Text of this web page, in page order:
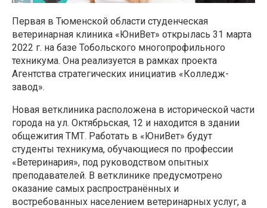
Первая в Тюменской области студенческая
ветеринарная клиника «ЮниВет» открылась 31 марта
2022 г. на базе Тобольского многопрофильного
техникума. Она реализуется в рамках проекта
Агентства стратегических инициатив «Колледж-
завод».
Новая ветклиника расположена в исторической части
города на ул. Октябрьская, 12 и находится в здании
общежития ТМТ. Работать в «ЮниВет» будут
студенты техникума, обучающиеся по профессии
«Ветеринария», под руководством опытных
преподавателей. В ветклинике предусмотрено
оказание самых распространённых и
востребованных населением ветеринарных услуг, а